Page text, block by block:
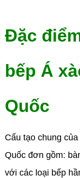
Đặc
bếp Á
Quốc
Cấu tạo chung
Quốc đơn gồm:
với các loại bếp